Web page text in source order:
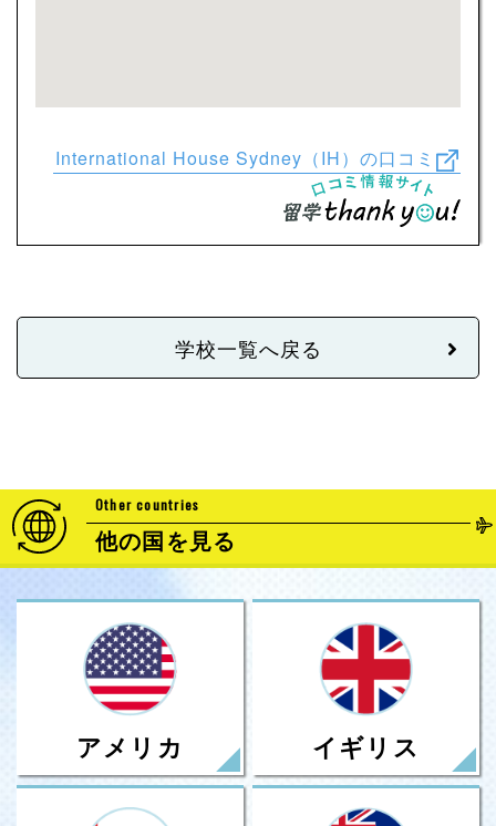
International House Sydney（IH）の口コミ
学校一覧へ戻る
Other countries
他の国を見る
アメリカ イギリス